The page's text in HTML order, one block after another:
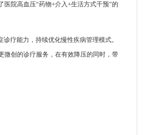
院高血压“药物+介入+生活方式干预”的
疗能力，持续优化慢性疾病管理模式。
微创的诊疗服务，在有效降压的同时，带